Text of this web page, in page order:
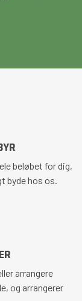
beløbet for dig,
byde hos os.
arrangere
og arrangerer